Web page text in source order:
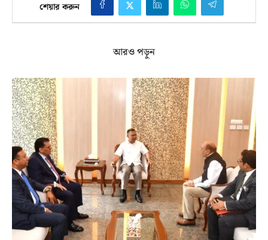
শেয়ার করুন
আরও পড়ুন